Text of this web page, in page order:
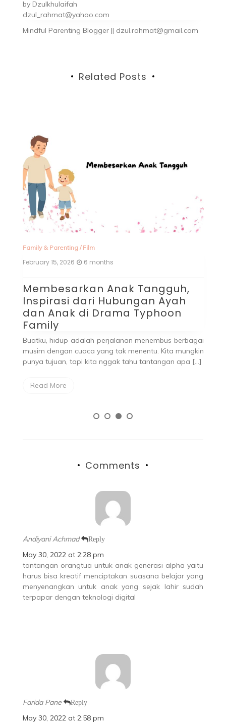
by Dzulkhulaifah
dzul_rahmat@yahoo.com
Mindful Parenting Blogger || dzul.rahmat@gmail.com
Related Posts
Family & Parenting/ Film
February 15, 2026 6 months
Membesarkan Anak Tangguh,
Inspirasi dari Hubungan Ayah
dan Anak di Drama Typhoon
Family
Buatku, hidup adalah perjalanan menembus berbagai
musim dengan cuaca yang tak menentu. Kita mungkin
punya tujuan, tapi kita nggak tahu tantangan apa […]
Read More
Comments
Andiyani Achmad Reply
May 30, 2022 at 2:28 pm
tantangan orangtua untuk anak generasi alpha yaitu
harus bisa kreatif menciptakan suasana belajar yang
menyenangkan untuk anak yang sejak lahir sudah
terpapar dengan teknologi digital
Farida Pane Reply
May 30, 2022 at 2:58 pm